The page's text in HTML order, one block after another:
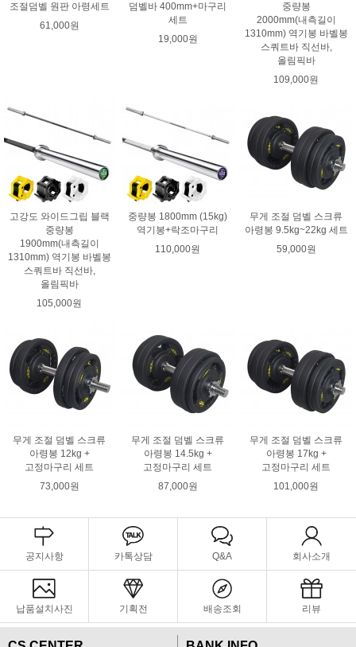
조절덤벨 원판 아령세트
61,000원
덤벨바 400mm+마구리
세트
19,000원
중량봉
2000mm(내측길이
1310mm) 역기봉 바벨봉
스쿼트바 직선바,
올림픽바
109,000원
고강도 와이드그립 블랙
중량봉
1900mm(내측길이
1310mm) 역기봉 바벨봉
스쿼트바 직선바,
올림픽바
105,000원
중량봉 1800mm (15kg)
역기봉+락조마구리
110,000원
무게 조절 덤벨 스크류
아령봉 9.5kg~22kg 세트
59,000원
무게 조절 덤벨 스크류
아령봉 12kg +
고정마구리 세트
73,000원
무게 조절 덤벨 스크류
아령봉 14.5kg +
고정마구리 세트
87,000원
무게 조절 덤벨 스크류
아령봉 17kg +
고정마구리 세트
101,000원
공지사항 카톡상담 Q&A 회사소개
납품설치사진 기획전 배송조회 리뷰